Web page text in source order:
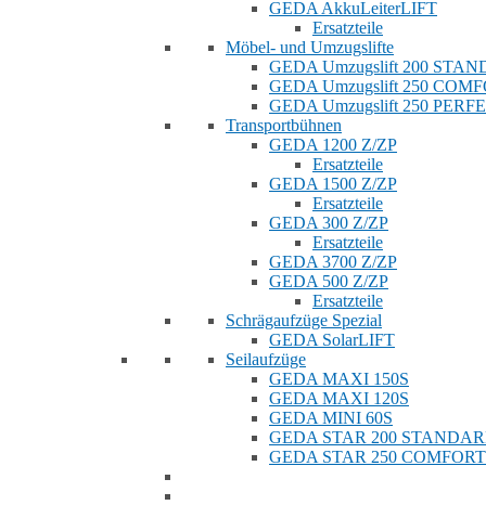
GEDA AkkuLeiterLIFT
Ersatzteile
Möbel- und Umzugslifte
GEDA Umzugslift 200
GEDA Umzugslift 250
GEDA Umzugslift 250
Transportbühnen
GEDA 1200 Z/ZP
Ersatzteile
GEDA 1500 Z/ZP
Ersatzteile
GEDA 300 Z/ZP
Ersatzteile
GEDA 3700 Z/ZP
GEDA 500 Z/ZP
Ersatzteile
Schrägaufzüge Spezial
GEDA SolarLIFT
Seilaufzüge
GEDA MAXI 150S
GEDA MAXI 120S
GEDA MINI 60S
GEDA STAR 200
GEDA STAR 250 COMFORT